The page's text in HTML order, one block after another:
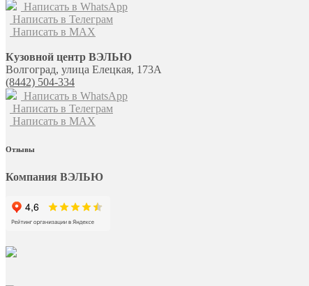
Написать в WhatsApp
Написать в Телеграм
Написать в MAX
Кузовной центр ВЭЛЬЮ
Волгоград, улица Елецкая, 173А
(8442) 504-334
Написать в WhatsApp
Написать в Телеграм
Написать в MAX
Отзывы
Компания ВЭЛЬЮ